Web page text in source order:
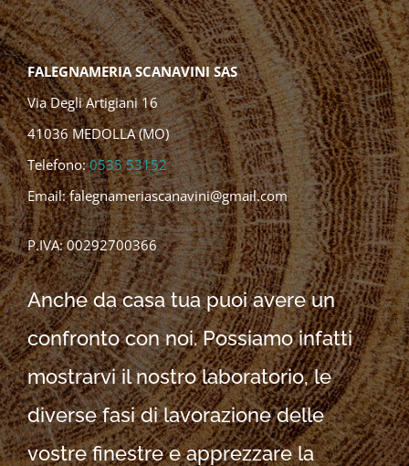
FALEGNAMERIA SCANAVINI SAS
Via Degli Artigiani 16
41036 MEDOLLA (MO)
Telefono:0535 53152
Email:falegnameriascanavini@gmail.com
P.IVA: 00292700366
Anche da casa tua puoi avere un
confronto con noi. Possiamo infatti
mostrarvi il nostro laboratorio, le
diverse fasi di lavorazione delle
vostre finestre e apprezzare la